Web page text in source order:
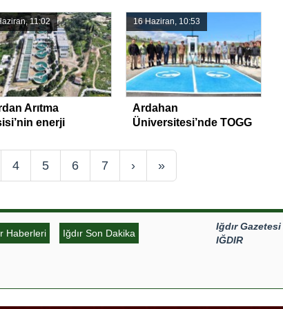
11:02
Arıtma
enerji
16 Haziran, 10:53
Ardahan
Üniversitesi’nde TOGG
açıldı
4 5 6 7 › »
Haberleri Iğdır Son Dakika
Iğdır Gazetesi
IĞDIR